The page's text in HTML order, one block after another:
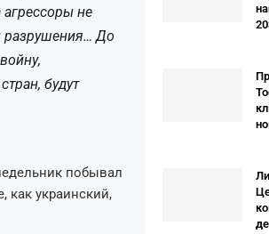
не
разрушения… До
будут
побывал
как украинский,